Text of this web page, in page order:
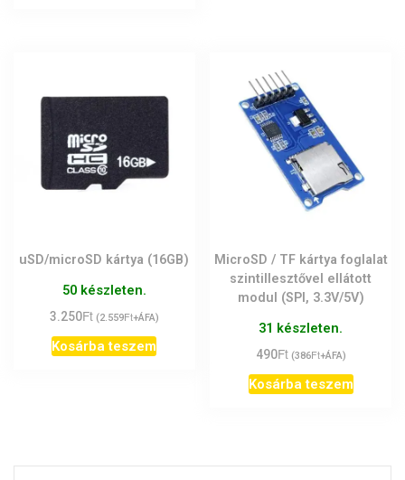
uSD/microSD kártya (16GB)
50 készleten.
3.250Ft (2.559Ft+ÁFA)
Kosárba teszem
MicroSD / TF kártya foglalat
szintillesztővel ellátott
modul (SPI, 3.3V/5V)
31 készleten.
490Ft (386Ft+ÁFA)
Kosárba teszem